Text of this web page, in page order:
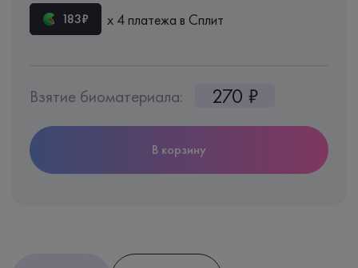
183₽ х 4 платежа в Сплит
Взятие биоматериала: 270 ₽
В корзину